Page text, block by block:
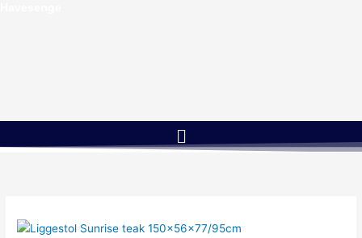
Menu